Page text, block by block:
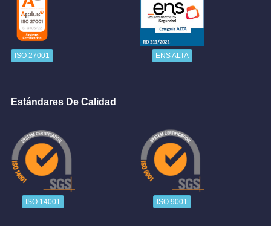
ISO 27001 ENS ALTA
Estándares De Calidad
ISO 14001 ISO 9001